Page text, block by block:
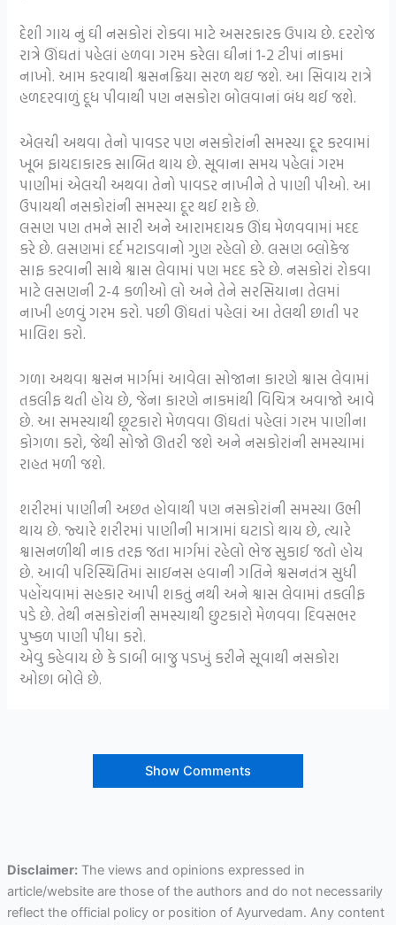
દેશી ગાય નું ઘી નસકોરાં રોકવા માટે અસરકારક ઉપાય છે. દરરોજ
રાત્રે ઊંઘતાં પહેલાં હળવા ગરમ કરેલા ઘીનાં 1-2 ટીપાં નાકમાં
નાખો. આમ કરવાથી શ્વસનક્રિયા સરળ થઇ જશે. આ સિવાય રાત્રે
હળદરવાળું દૂધ પીવાથી પણ નસકોરા બોલવાનાં બંધ થઈ જશે.
એલચી અથવા તેનો પાવડર પણ નસકોરાંની સમસ્યા દૂર કરવામાં
ખૂબ ફાયદાકારક સાબિત થાય છે. સૂવાના સમય પહેલાં ગરમ
પાણીમાં એલચી અથવા તેનો પાવડર નાખીને તે પાણી પીઓ. આ
ઉપાયથી નસકોરાંની સમસ્યા દૂર થઈ શકે છે.
લસણ પણ તમને સારી અને આરામદાયક ઊંઘ મેળવવામાં મદદ
કરે છે. લસણમાં દર્દ મટાડવાનો ગુણ રહેલો છે. લસણ બ્લોકેજ
સાફ કરવાની સાથે શ્વાસ લેવામાં પણ મદદ કરે છે. નસકોરાં રોકવા
માટે લસણની 2-4 કળીઓ લો અને તેને સરસિયાના તેલમાં
નાખી હળવું ગરમ કરો. પછી ઊંઘતાં પહેલાં આ તેલથી છાતી પર
માલિશ કરો.
ગળા અથવા શ્વસન માર્ગમાં આવેલા સોજાના કારણે શ્વાસ લેવામાં
તકલીફ થતી હોય છે, જેના કારણે નાકમાંથી વિચિત્ર અવાજો આવે
છે. આ સમસ્યાથી છૂટકારો મેળવવા ઊંઘતાં પહેલાં ગરમ પાણીના
કોગળા કરો, જેથી સોજો ઊતરી જશે અને નસકોરાંની સમસ્યામાં
રાહત મળી જશે.
શરીરમાં પાણીની અછત હોવાથી પણ નસકોરાંની સમસ્યા ઉભી
થાય છે. જ્યારે શરીરમાં પાણીની માત્રામાં ઘટાડો થાય છે, ત્યારે
શ્વાસનળીથી નાક તરફ જતા માર્ગમાં રહેલો ભેજ સુકાઈ જતો હોય
છે. આવી પરિસ્થિતિમાં સાઇનસ હવાની ગતિને શ્વસનતંત્ર સુધી
પહોંચવામાં સહકાર આપી શકતું નથી અને શ્વાસ લેવામાં તકલીફ
પડે છે. તેથી નસકોરાંની સમસ્યાથી છુટકારો મેળવવા દિવસભર
પુષ્કળ પાણી પીધા કરો.
એવુ કહેવાય છે કે ડાબી બાજુ પડખું કરીને સૂવાથી નસકોરા
ઓછા બોલે છે.
Show Comments
Disclaimer:The views and opinions expressed in
article/website are those of the authors and do not necessarily
reflect the official policy or position of Ayurvedam. Any content